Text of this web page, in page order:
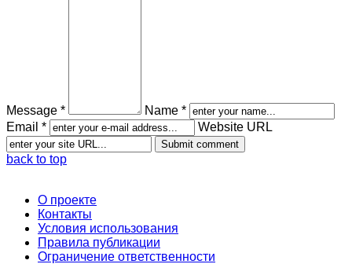
Message *
Name *
Email *
Website URL
back to top
О проекте
Контакты
Условия использования
Правила публикации
Ограничение ответственности